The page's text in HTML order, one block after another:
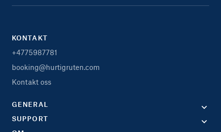
KONTAKT
+4775987781
booking@hurtigruten.com
Kontakt oss
GENERAL
SUPPORT